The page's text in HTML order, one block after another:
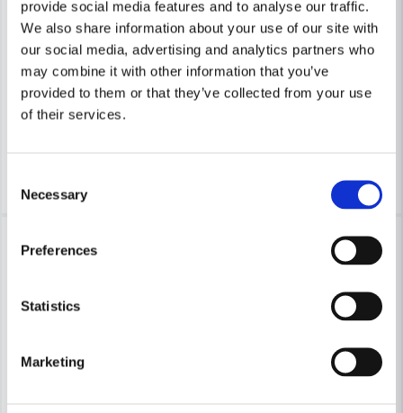
provide social media features and to analyse our traffic.
We also share information about your use of our site with
our social media, advertising and analytics partners who
may combine it with other information that you’ve
provided to them or that they’ve collected from your use
of their services.
Selection
Necessary
Preferences
Statistics
Marketing
COBOLT
Cobolt Notfräs D=22 L=35 TL=90
683 kr
637 kr
Leveranstid ifrån leverantör ca
COBOLT
Cobolt Notfräs D=30 L=30
889 kr
829 kr